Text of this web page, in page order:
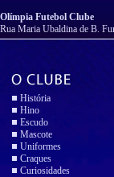
Olímpia Futebol Clube
Rua Maria Ubaldina de B.
História
Hino
Escudo
Mascote
Uniformes
Craques
Curiosidades